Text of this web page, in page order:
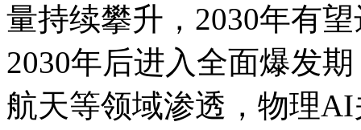
量持续攀升，2030年有
2030年后进入全面爆发
航天等领域渗透，物理